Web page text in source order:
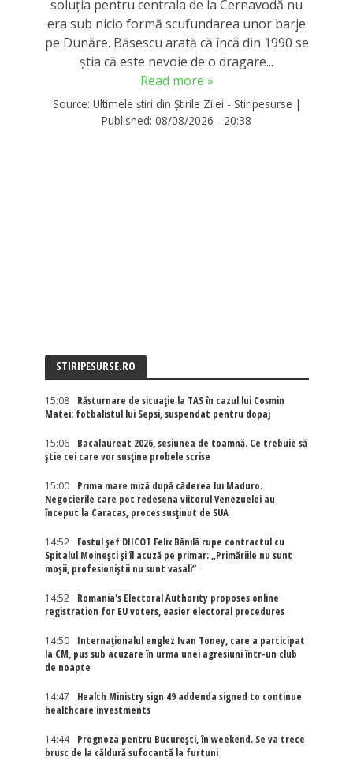
soluția pentru centrala de la Cernavodă nu
era sub nicio formă scufundarea unor barje
pe Dunăre. Băsescu arată că încă din 1990 se
știa că este nevoie de o dragare...
Read more »
Source: Ultimele știri din Știrile Zilei - Stiripesurse |
Published: 08/08/2026 - 20:38
STIRIPESURSE.RO
15:08
Răsturnare de situație la TAS în cazul lui Cosmin
Matei: fotbalistul lui Sepsi, suspendat pentru dopaj
15:06
Bacalaureat 2026, sesiunea de toamnă. Ce trebuie să
știe cei care vor susține probele scrise
15:00
Prima mare miză după căderea lui Maduro.
Negocierile care pot redesena viitorul Venezuelei au
început la Caracas, proces susținut de SUA
14:52
Fostul șef DIICOT Felix Bănilă rupe contractul cu
Spitalul Moinești și îl acuză pe primar: „Primăriile nu sunt
moșii, profesioniștii nu sunt vasali”
14:52
Romania's Electoral Authority proposes online
registration for EU voters, easier electoral procedures
14:50
Internaţionalul englez Ivan Toney, care a participat
la CM, pus sub acuzare în urma unei agresiuni într-un club
de noapte
14:47
Health Ministry sign 49 addenda signed to continue
healthcare investments
14:44
Prognoza pentru București, în weekend. Se va trece
brusc de la căldură sufocantă la furtuni